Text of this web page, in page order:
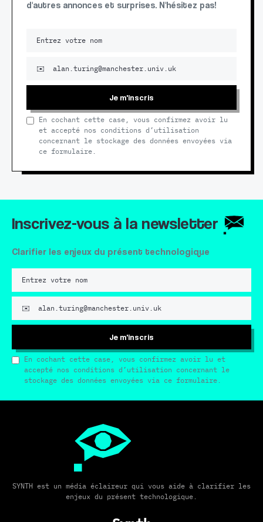
d'autres annonces et surprises. N'hésitez pas!
Je m'inscris
En cochant cette case, vous confirmez avoir lu
et accepté nos conditions d’utilisation
concernant le stockage des données envoyées via
ce formulaire.
Inscrivez-vous à la newsletter
Clarifier les enjeux du présent technologique
Je m'inscris
En cochant cette case, vous confirmez avoir lu et
accepté nos conditions d’utilisation concernant le
stockage des données envoyées via ce formulaire.
SYNTH est un média éclaireur qui vous aide à clarifier les
enjeux du présent technologique.